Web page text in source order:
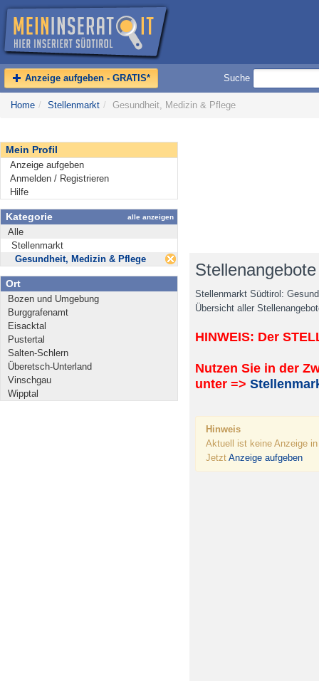
Anzeige aufgeben - GRATIS* Suche
Home / Stellenmarkt / Gesundheit, Medizin & Pflege
Mein Profil
Anzeige aufgeben
Anmelden / Registrieren
Hilfe
Kategorie alle anzeigen
Alle
Stellenmarkt
Gesundheit, Medizin & Pflege
Ort
Bozen und Umgebung
Burggrafenamt
Eisacktal
Pustertal
Salten-Schlern
Überetsch-Unterland
Vinschgau
Wipptal
Stellenmarkt Südtirol:
Übersicht aller
HINWEIS: Der
Nutzen Sie in der
unter =>
Hinweis
Aktuell ist keine Anzeige
Jetzt Anzeige aufgeben